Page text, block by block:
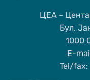
ЦЕА –
Бул.
1000
Е-
Tel/fax: